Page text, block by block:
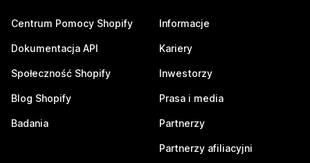
Centrum Pomocy Shopify
Dokumentacja API
Społeczność Shopify
Blog Shopify
Badania
Informacje
Kariery
Inwestorzy
Prasa i media
Partnerzy
Partnerzy afiliacyjni